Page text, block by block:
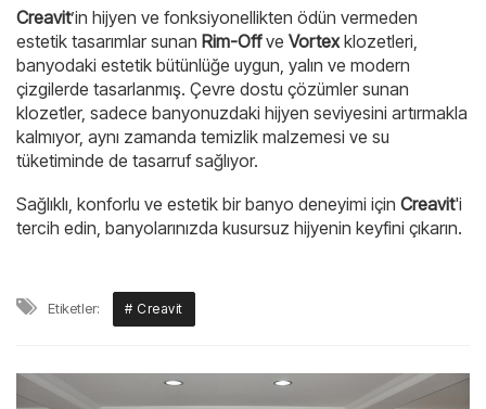
Creavit’in hijyen ve fonksiyonellikten ödün vermeden
estetik tasarımlar sunan Rim-Offve Vortexklozetleri,
banyodaki estetik bütünlüğe uygun, yalın ve modern
çizgilerde tasarlanmış. Çevre dostu çözümler sunan
klozetler, sadece banyonuzdaki hijyen seviyesini artırmakla
kalmıyor, aynı zamanda temizlik malzemesi ve su
tüketiminde de tasarruf sağlıyor.
Sağlıklı, konforlu ve estetik bir banyo deneyimi için Creavit'i
tercih edin, banyolarınızda kusursuz hijyenin keyfini çıkarın.
Etiketler: # Creavit